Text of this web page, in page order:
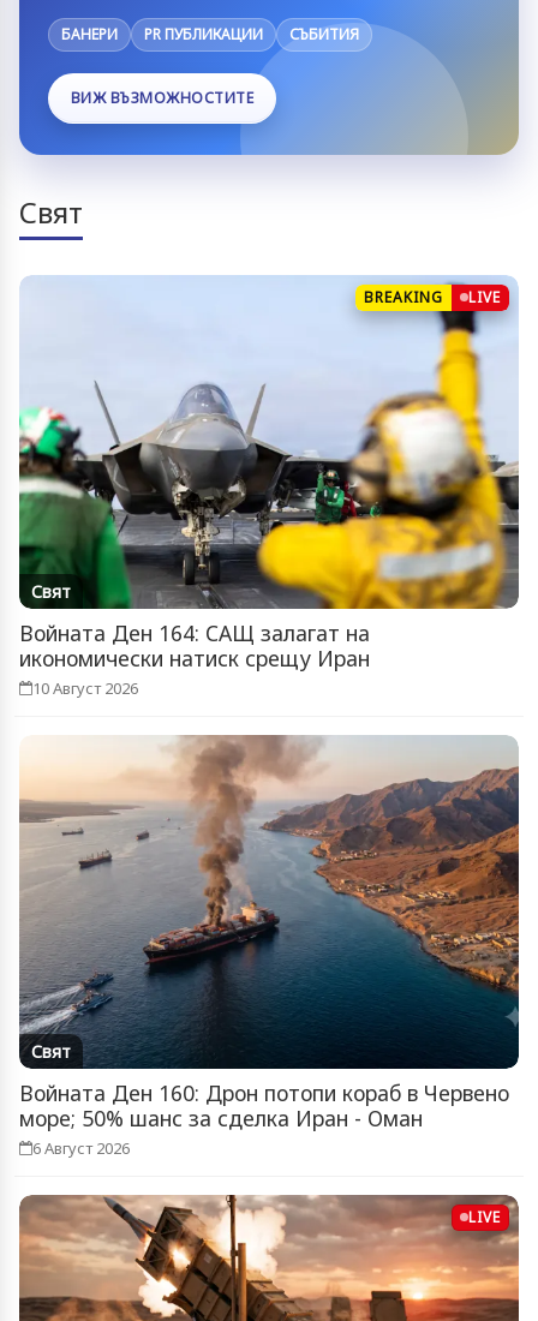
БАНЕРИ PR ПУБЛИКАЦИИ СЪБИТИЯ
ВИЖ ВЪЗМОЖНОСТИТЕ
Свят
BREAKING LIVE
Свят
Войната Ден 164: САЩ залагат на
икономически натиск срещу Иран
10 Август 2026
Свят
Войната Ден 160: Дрон потопи кораб в Червено
море; 50% шанс за сделка Иран - Оман
6 Август 2026
LIVE